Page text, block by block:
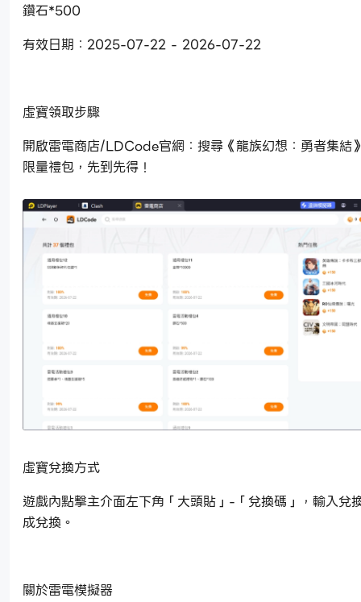
鑽石*500
有效日期：2025-07-22 - 2026-07-22
虛寶領取步驟
開啟雷電商店/LDCode官網：搜尋《龍族幻想：勇者集結
限量禮包，先到先得！
虛寶兌換方式
遊戲內點擊主介面左下角「大頭貼」-「兌換碼」，輸入兌
成兌換。
關於雷電模擬器